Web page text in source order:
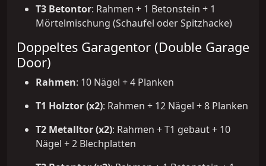
T3 Betontor: Rahmen + 1 Betonstein + 1
Mörtelmischung (Schaufel oder Spitzhacke)
Doppeltes Garagentor (Double Garage
Door)
Rahmen: 10 Nägel + 4 Planken
T1 Holztor (x2): Rahmen + 12 Nägel + 8 Planken
T2 Metalltor (x2): Rahmen + T1 gebaut + 10
Nägel + 2 Blechplatten